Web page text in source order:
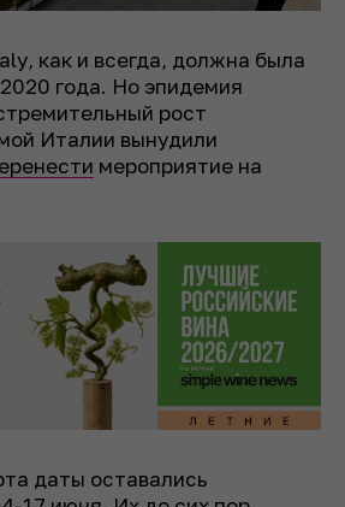
как и всегда, должна была
года. Но эпидемия
рост
Италии вынудили
мероприятие на
даты оставались